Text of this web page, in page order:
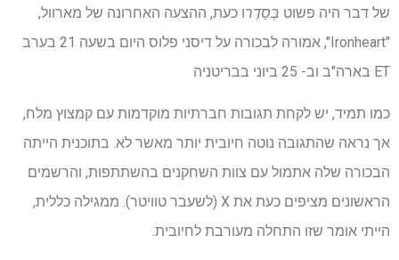
של דבר היה פשוט בְּסֵדֶרו כעת, ההצעה האחרונה של מארוול,
"Ironheart", אמורה לבכורה על דיסני פלוס היום בשעה 21 בערב
ET בארה"ב וב- 25 ביוני בבריטניה
כמו תמיד, יש לקחת תגובות חברתיות מוקדמות עם קמצוץ מלח,
אך נראה שהתגובה נוטה חיובית יותר מאשר לא. בתוכנית הייתה
הבכורה שלה אתמול עם צוות השחקנים בהשתתפות, והרשמים
הראשונים מציפים כעת את X (לשעבר טוויטר). ממגילה כללית,
הייתי אומר שזו התחלה מעורבת לחיובית.